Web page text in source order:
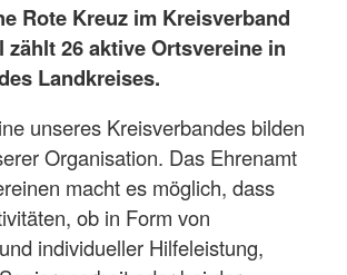
Rote Kreuz im Kreisverband
zählt 26 aktive Ortsvereine in
Landkreises.
unseres Kreisverbandes bilden
Organisation. Das Ehrenamt
macht es möglich, dass
ob in Form von
individueller Hilfeleistung,